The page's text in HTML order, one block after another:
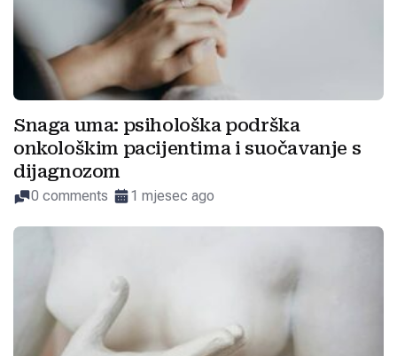
Snaga uma: psihološka podrška
onkološkim pacijentima i suočavanje s
dijagnozom
0 comments 1 mjesec ago